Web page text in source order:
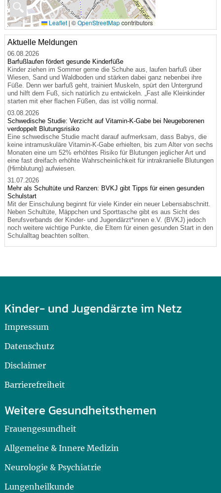
🔍
Leaflet | ©OpenStreetMapcontributors
Aktuelle Meldungen
06.08.2026
Barfußlaufen fördert gesunde Kinderfüße
Kinder ziehen im Sommer gerne die Schuhe aus, laufen barfuß über
Wiesen, Sand und Waldboden und stärken dabei ganz nebenbei ihre
Füße. Denn wer barfuß geht, trainiert Muskeln, spürt den Untergrund
und hilft dem Fuß, sich natürlich zu entwickeln. „Fast alle Kleinkinder
starten mit eher flachen Füßen, das ist völlig normal.
03.08.2026
Schwedische Studie: Verzicht auf Vitamin-K-Gabe bei Neugeborenen
verdoppelt Blutungsrisiko
Eine schwedische Studie macht darauf aufmerksam, dass Babys, die
keine intramuskuläre Vitamin-K-Gabe erhielten, bis zum Alter von sechs
Monaten eine um 52% erhöhtes Risiko für Blutungen jeglicher Art und
eine fast dreifach erhöhte Wahrscheinlichkeit für intrakranielle Blutungen
(Hirnblutung) aufwiesen.
31.07.2026
Mehr als Schultüte und Ranzen: BVKJ gibt Tipps für einen gesunden
Schulstart
Mit der Einschulung beginnt für viele Kinder ein neuer Lebensabschnitt.
Neben Schultüte, Mäppchen und Sporttasche gibt es aus Sicht des
Berufsverbands der Kinder- und Jugendärzt*innen e.V. (BVKJ) jedoch
noch weitere wichtige Punkte, die Eltern für einen gesunden Start in den
Schulalltag beachten sollten.
Kinder- und Jugendärzte im Netz
Impressum
Datenschutz
Disclaimer
Barrierefreiheit
Weitere Gesundheitsthemen
Frauengesundheit
Allgemeine & Innere Medizin
Neurologie & Psychiatrie
Lungenheilkunde